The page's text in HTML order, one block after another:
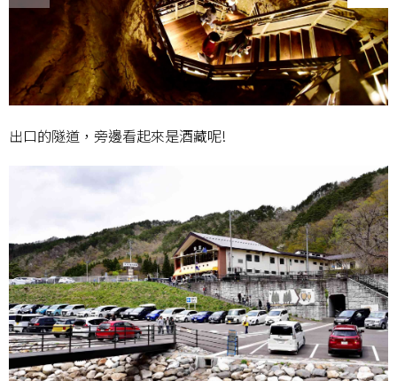
出口的隧道，旁邊看起來是酒藏呢!